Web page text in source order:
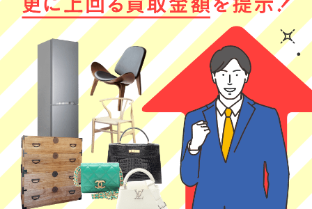
★★★★★
はじめての買取
に来ていただき
ました。どんな
感じか分からず
不安だったので
すが、とても親
切丁寧で、次回
も是非利用させ
ていただきたく
思います。
(Googleのクチコミか
2026年05月28日
12:59
1
★★★★★
一人暮らしの息
子が実家に戻っ
てくる時の家電
の買取でお願い
しました。作
業、説明がとて
も丁寧で人柄も
気さくな方でと
ても安心感があ
りました。他に
も色々な情報を
(Googleのクチコミか
ら引用)
2026年05月23日
20:06
0
★★★★★
査定内容の説明
が丁寧でした！
(Googleのクチコミか
ら引用)
2026年05月23日
13:42